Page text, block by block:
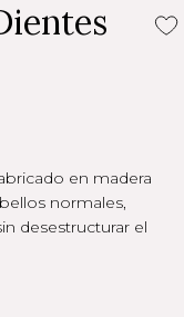
en madera
normales,
desestructurar el